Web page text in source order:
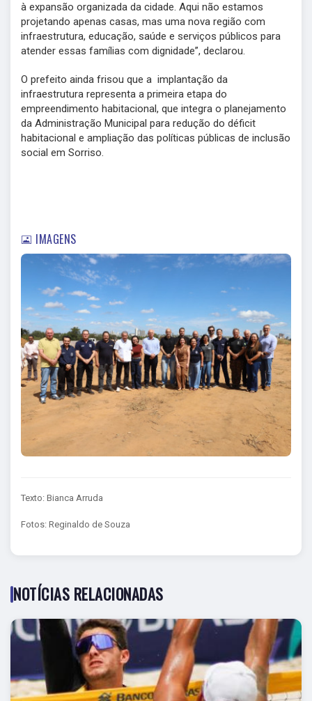
à expansão organizada da cidade. Aqui não estamos
projetando apenas casas, mas uma nova região com
infraestrutura, educação, saúde e serviços públicos para
atender essas famílias com dignidade”, declarou.
O prefeito ainda frisou que a implantação da
infraestrutura representa a primeira etapa do
empreendimento habitacional, que integra o planejamento
da Administração Municipal para redução do déficit
habitacional e ampliação das políticas públicas de inclusão
social em Sorriso.
IMAGENS
Texto: Bianca Arruda
Fotos: Reginaldo de Souza
NOTÍCIAS RELACIONADAS